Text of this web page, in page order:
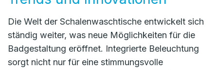
Die Welt der Schalenwaschtische entwickelt sich
ständig weiter, was neue Möglichkeiten für die
Badgestaltung eröffnet. Integrierte Beleuchtung
sorgt nicht nur für eine stimmungsvolle